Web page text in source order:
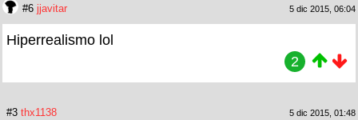
#6 jjavitar 5 dic 2015, 06:04
Hiperrealismo lol
2
#3 thx1138 5 dic 2015, 01:48